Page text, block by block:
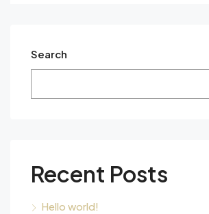
Search
Recent Posts
Hello world!